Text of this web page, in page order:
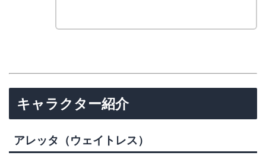
キャラクター紹介
アレッタ（ウェイトレス）